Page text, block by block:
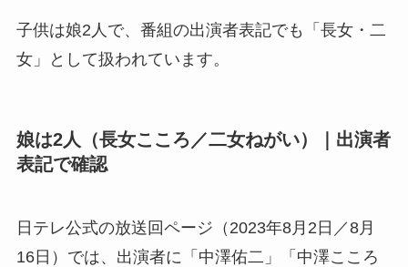
子供は娘2人で、番組の出演者表記でも「長女・二
女」として扱われています。
娘は2人（長女こころ／二女ねがい）｜出演者
表記で確認
日テレ公式の放送回ページ（2023年8月2日／8月
16日）では、出演者に「中澤佑二」「中澤こころ